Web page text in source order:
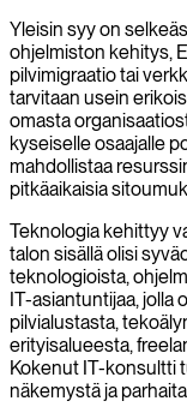
Yleisin syy on
ohjelmiston kehitys,
pilvimigraatio tai
tarvitaan usein
omasta
kyseiselle osaajalle
mahdollistaa
pitkäaikaisia
Teknologia kehittyy
talon sisällä olisi
teknologioista,
IT-asiantuntijaa, jolla
pilvialustasta,
erityisalueesta,
Kokenut IT-konsultti
näkemystä ja